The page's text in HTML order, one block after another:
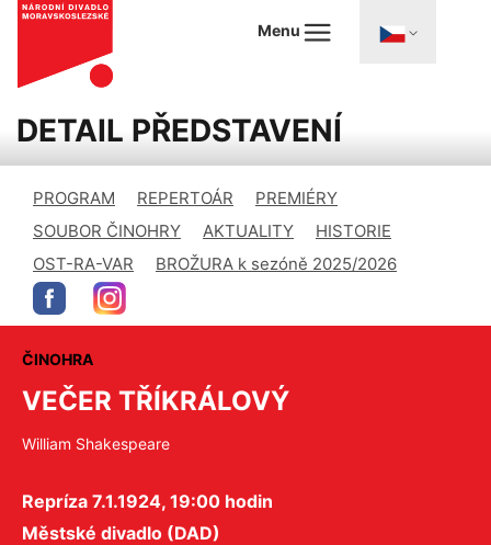
Menu
DETAIL PŘEDSTAVENÍ
PROGRAM REPERTOÁR
PREMIÉRY
SOUBOR ČINOHRY
AKTUALITY
HISTORIE
OST-RA-VAR
BROŽURA k sezóně 2025/2026
ČINOHRA
VEČER TŘÍKRÁLOVÝ
William Shakespeare
Repríza 7.1.1924, 19:00 hodin
Městské divadlo (DAD)